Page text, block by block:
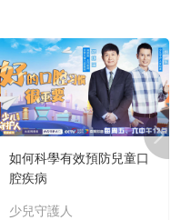
如何科學有效預防兒童口
腔疾病
少兒守護人